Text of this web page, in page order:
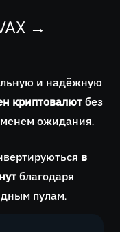
→
и надёжную
криптовалютбез
ожидания.
в
благодаря
пулам.